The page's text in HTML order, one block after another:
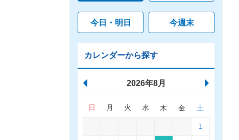
今日・明日 今週末
カレンダーから探す
2026年8月
日 月 火 水 木 金 土
1